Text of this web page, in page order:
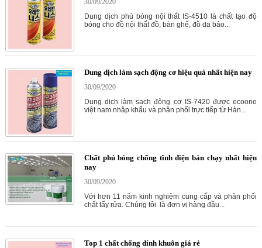
30/09/2020
Dung dịch phủ bóng nội thất IS-4510 là chất tạo độ
bóng cho đồ nội thất đồ, bàn ghế, đồ da bảo...
Dung dịch làm sạch động cơ hiệu quả nhất hiện nay
30/09/2020
Dung dịch làm sach đông cơ IS-7420 được ecoone
việt nam nhập khẩu và phân phối trực tiếp từ Hàn...
Chất phủ bóng chống tĩnh điện bán chạy nhất hiện
nay
30/09/2020
Với hơn 11 năm kinh nghiệm cung cấp và phân phối
chất tẩy rửa. Chúng tôi là đơn vị hàng đầu...
Top 1 chất chống dính khuôn giá rẻ